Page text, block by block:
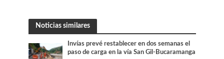
Noticias similares
Invías prevé restablecer en dos semanas el
paso de carga en la vía San Gil-Bucaramanga